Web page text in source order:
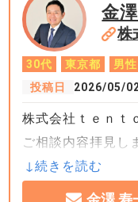
自社が売主ならい
式ではレインズへ
め、登録までの猶
するのはふさわし
「新規物件」と表
金
株
30代 東京都 男性
投稿日
2026/05/
株式会社ｔｅｎｔ
ご相談内容拝見し